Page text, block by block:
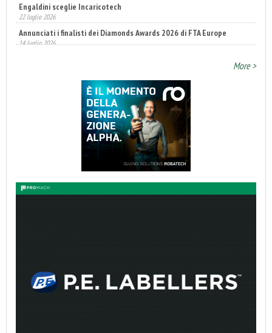
22 luglio 2026
Annunciati i finalisti dei Diamonds Awards 2026 di FTA Europe
14 luglio 2026
More >